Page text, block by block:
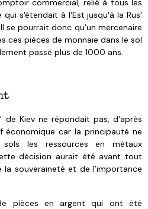
s'étendait à l'Est jusqu'à la Rus'
se pourrait donc qu'un mercenaire
ces pièces de monnaie dans le sol
passé plus de 1000 ans.
de Kiev ne répondait pas, d'après
économique car la principauté ne
les ressources en métaux
décision aurait été avant tout
souveraineté et de l’importance
pièces en argent qui ont été